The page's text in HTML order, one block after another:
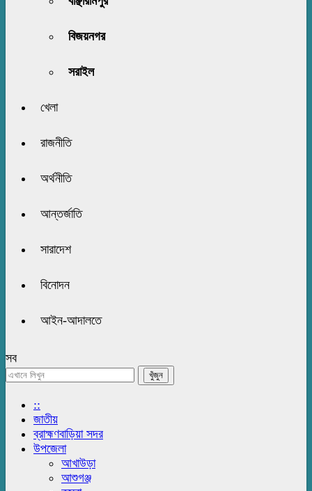
বিজয়নগর
সরাইল
খেলা
রাজনীতি
অর্থনীতি
আন্তর্জাতি
সারাদেশ
বিনোদন
আইন-আদালতে
সব
::
জাতীয়
ব্রাহ্মণবাড়িয়া সদর
উপজেলা
আখাউড়া
আশুগঞ্জ